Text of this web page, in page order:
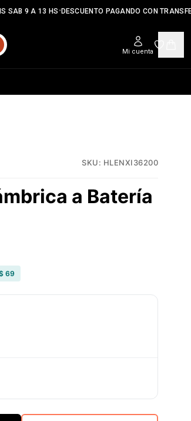
SAB 9 A 13 HS•DESCUENTO PAGANDO CON
Mi cuenta
SKU: HLENXI36200
a Batería
69